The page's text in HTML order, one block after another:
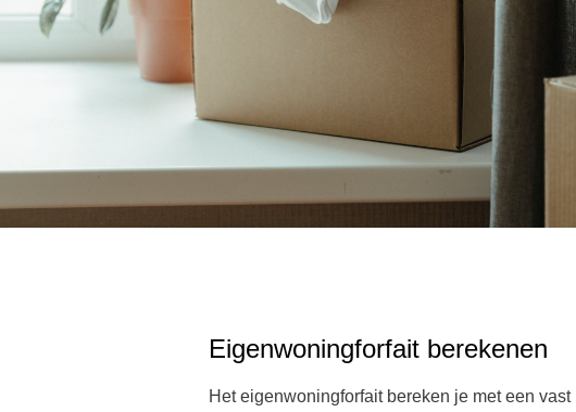
Eigenwoningforfait berekenen
Het eigenwoningforfait bereken je met een